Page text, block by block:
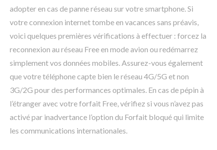
adopter en cas de panne réseau sur votre smartphone. Si
votre connexion internet tombe en vacances sans préavis,
voici quelques premières vérifications à effectuer : forcez la
reconnexion au réseau Free en mode avion ou redémarrez
simplement vos données mobiles. Assurez-vous également
que votre téléphone capte bien le réseau 4G/5G et non
3G/2G pour des performances optimales. En cas de pépin à
l’étranger avec votre forfait Free, vérifiez si vous n’avez pas
activé par inadvertance l’option du Forfait bloqué qui limite
les communications internationales.